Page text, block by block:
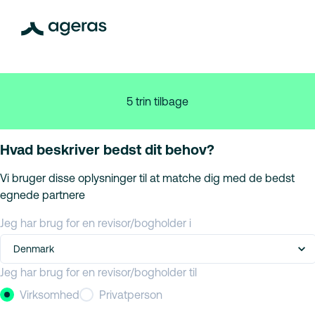
5 trin tilbage
Hvad beskriver bedst dit behov?
Vi bruger disse oplysninger til at matche dig med de bedst
egnede partnere
Jeg har brug for en revisor/bogholder i
Denmark
Jeg har brug for en revisor/bogholder til
Virksomhed
Privatperson